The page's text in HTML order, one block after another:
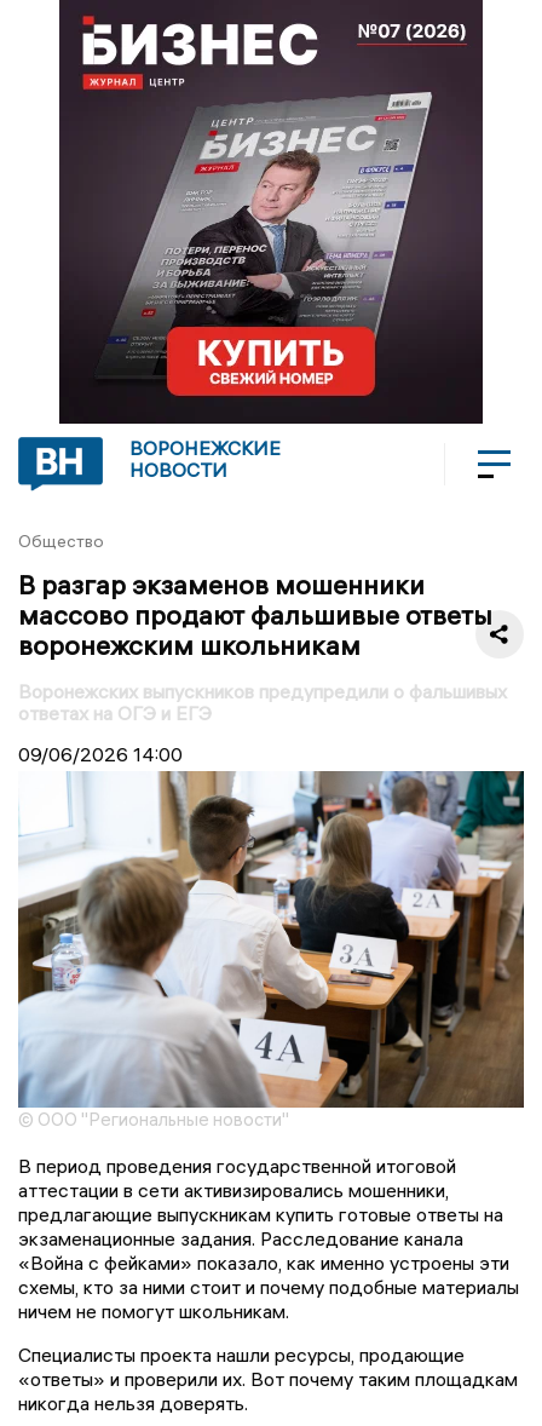
ВОРОНЕЖСКИЕ
НОВОСТИ
Общество
В разгар экзаменов мошенники
массово продают фальшивые ответы
воронежским школьникам
Воронежских выпускников предупредили о фальшивых
ответах на ОГЭ и ЕГЭ
09/06/2026 14:00
© ООО "Региональные новости"
В период проведения государственной итоговой
аттестации в сети активизировались мошенники,
предлагающие выпускникам купить готовые ответы на
экзаменационные задания. Расследование канала
«Война с фейками» показало, как именно устроены эти
схемы, кто за ними стоит и почему подобные материалы
ничем не помогут школьникам.
Специалисты проекта нашли ресурсы, продающие
«ответы» и проверили их. Вот почему таким площадкам
никогда нельзя доверять.